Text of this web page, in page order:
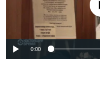
No media
0:00